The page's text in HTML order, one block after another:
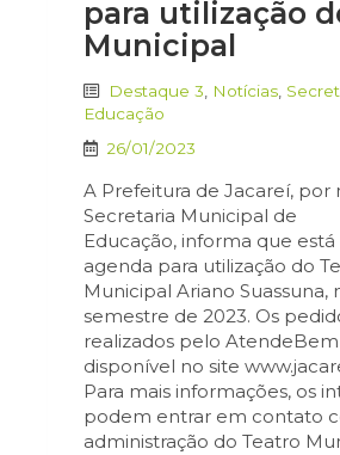
para utilização
Municipal
Destaque 3 Notícias
Educação
26/01/2023
A Prefeitura de Jacareí, por
Secretaria Municipal de
Educação, informa que
agenda para utilização do
Municipal Ariano Suassuna,
semestre de 2023. Os
realizados pelo
disponível no site
Para mais informações, os
podem entrar em contato
administração do Teatro